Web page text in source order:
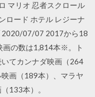
マリオ 忍者スクロール
ロード ホテル レジーナ
2020/07/07 2017から18
画の数は1,814本※。ト
てカンナダ映画（264
画（189本）、マラヤ
133本）。